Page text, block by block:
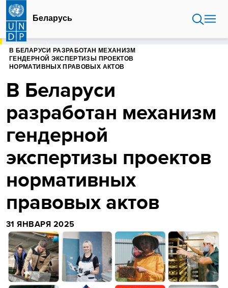
Перейти
основному
содержанию
Беларусь
ГЛАВНАЯ
В БЕЛАРУСИ РАЗРАБОТАН МЕХАНИЗМ
ГЕНДЕРНОЙ ЭКСПЕРТИЗЫ ПРОЕКТОВ
НОРМАТИВНЫХ ПРАВОВЫХ АКТОВ
В Беларуси
разработан механизм
гендерной
экспертизы проектов
нормативных
правовых актов
31 ЯНВАРЯ 2025